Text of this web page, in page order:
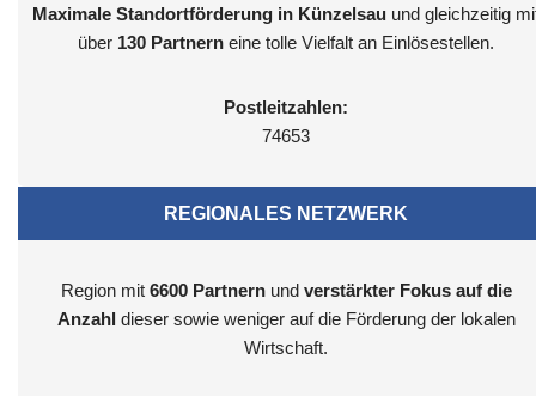
Maximale Standortförderung in Künzelsau und gleichzeitig
über 130 Partnern eine tolle Vielfalt an Einlösestellen.
Postleitzahlen:
74653
REGIONALES NETZWERK
Region mit 6600 Partnernund verstärkter Fokus auf die
Anzahl dieser sowie weniger auf die Förderung der lokalen
Wirtschaft.